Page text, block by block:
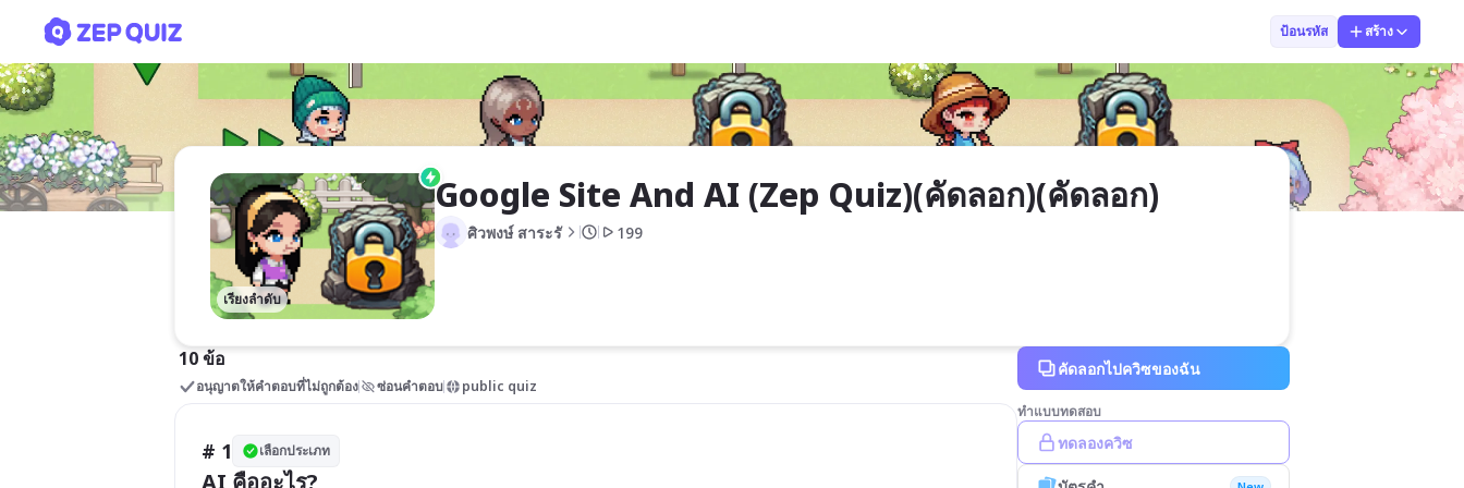
ป้อนรหัส สร้าง
เรียงลำดับ
Google Site And AI (Zep Quiz)(คัดลอก)(คัดลอก)
ศิวพงษ์ สาระรั 199
10 ข้อ
อนุญาตให้คำตอบที่ไม่ถูกต้อง ซ่อนคำตอบ public quiz
# 1 เลือกประเภท
AI คืออะไร?
คัดลอกไปควิซของฉัน
ทำแบบทดสอบ
ทดลองควิซ